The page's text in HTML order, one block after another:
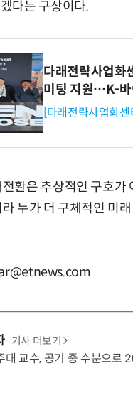
다는 구상이다.
다래전략사업화
미팅 지원…K-바
[다래전략사업화
환은 추상적인 구호
누가 더 구체적인 미
기사 더보기
대 교수, 공기 중 수분으로